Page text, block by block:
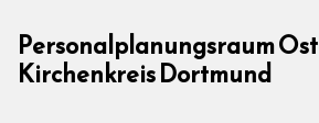
Personalplanungsraum Ost
Kirchenkreis Dortmund